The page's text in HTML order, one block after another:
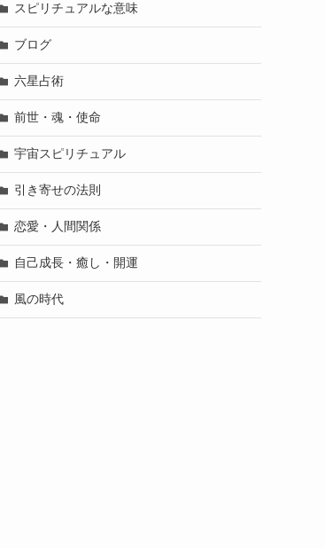
スピリチュアルな意味
ブログ
六星占術
前世・魂・使命
宇宙スピリチュアル
引き寄せの法則
恋愛・人間関係
自己成長・癒し・開運
風の時代